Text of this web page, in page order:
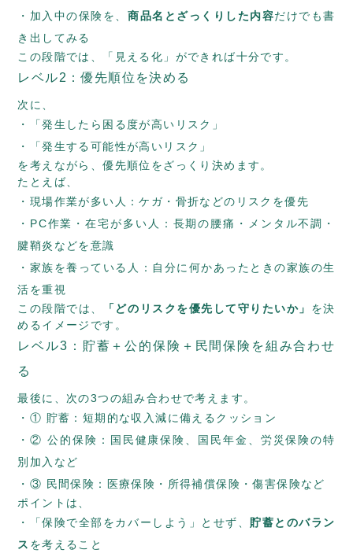
加入中の保険を、商品名とざっくりした内容だけでも書
き出してみる
この段階では、「見える化」ができれば十分です。
レベル2：優先順位を決める
次に、
「発生したら困る度が高いリスク」
「発生する可能性が高いリスク」
を考えながら、優先順位をざっくり決めます。
たとえば、
現場作業が多い人：ケガ・骨折などのリスクを優先
PC作業・在宅が多い人：長期の腰痛・メンタル不調・
腱鞘炎などを意識
家族を養っている人：自分に何かあったときの家族の生
活を重視
この段階では、
「どのリスクを優先して守りたいか」 を決
めるイメージです。
レベル3：貯蓄＋公的保険＋民間保険を組み合わせ
る
最後に、次の3つの組み合わせで考えます。
① 貯蓄：短期的な収入減に備えるクッション
② 公的保険：国民健康保険、国民年金、労災保険の特
別加入など
③ 民間保険：医療保険・所得補償保険・傷害保険など
ポイントは、
「保険で全部をカバーしよう」とせず、
貯蓄とのバラン
ス を考えること